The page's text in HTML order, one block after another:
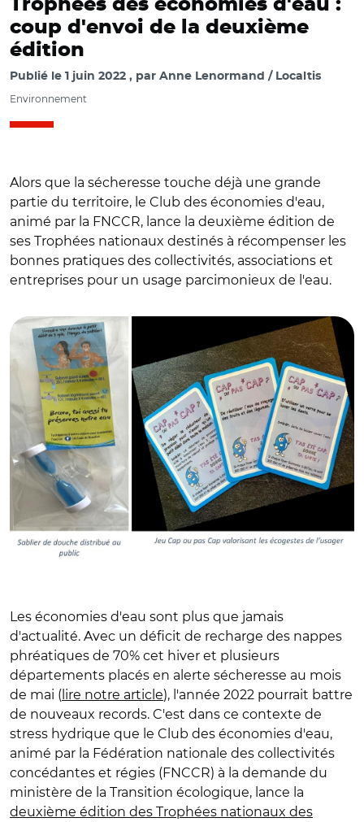
Trophées des économies d'eau :
coup d'envoi de la deuxième
édition
Publié le 1 juin 2022 par Anne Lenormand / Localtis
Environnement
Alors que la sécheresse touche déjà une grande
partie du territoire, le Club des économies d'eau,
animé par la FNCCR, lance la deuxième édition de
ses Trophées nationaux destinés à récompenser les
bonnes pratiques des collectivités, associations et
entreprises pour un usage parcimonieux de l'eau.
© FNCCR/ Deux actions lauréates en 2021 Catégorie «
Information, communication et sensibilisation des
Les économies d'eau sont plus que jamais
d'actualité. Avec un déficit de recharge des nappes
phréatiques de 70% cet hiver et plusieurs
départements placés en alerte sécheresse au mois
de mai ( lire notre article), l'année 2022 pourrait battre
de nouveaux records. C'est dans ce contexte de
stress hydrique que le Club des économies d'eau,
animé par la Fédération nationale des collectivités
concédantes et régies (FNCCR) à la demande du
ministère de la Transition écologique, lance la
deuxième édition des Trophées nationaux des